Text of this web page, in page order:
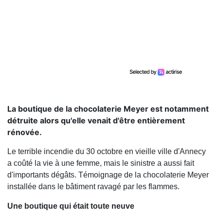
La boutique de la chocolaterie Meyer est notamment
détruite alors qu'elle venait d'être entièrement
rénovée.
Le terrible incendie du 30 octobre en vieille ville d'Annecy
a coûté la vie à une femme, mais le sinistre a aussi fait
d'importants dégâts. Témoignage de la chocolaterie Meyer
installée dans le bâtiment ravagé par les flammes.
Une boutique qui était toute neuve